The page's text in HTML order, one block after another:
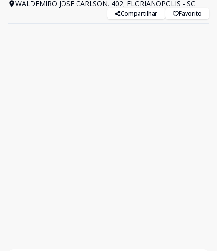
WALDEMIRO JOSE CARLSON, 402, FLORIANOPOLIS - SC
Compartilhar Favorito